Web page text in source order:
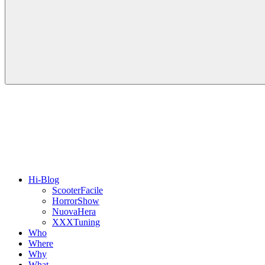
Hi-Blog
ScooterFacile
HorrorShow
NuovaHera
XXXTuning
Who
Where
Why